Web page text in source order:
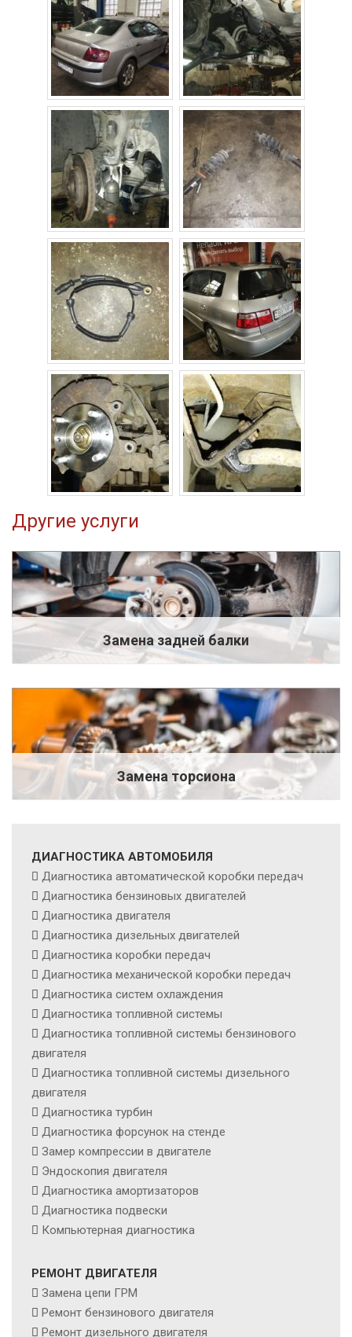
Другие услуги
Замена задней балки
Замена торсиона
ДИАГНОСТИКА АВТОМОБИЛЯ
Диагностика автоматической коробки передач
Диагностика бензиновых двигателей
Диагностика двигателя
Диагностика дизельных двигателей
Диагностика коробки передач
Диагностика механической коробки передач
Диагностика систем охлаждения
Диагностика топливной системы
Диагностика топливной системы бензинового
двигателя
Диагностика топливной системы дизельного
двигателя
Диагностика турбин
Диагностика форсунок на стенде
Замер компрессии в двигателе
Эндоскопия двигателя
Диагностика амортизаторов
Диагностика подвески
Компьютерная диагностика
РЕМОНТ ДВИГАТЕЛЯ
Замена цепи ГРМ
Ремонт бензинового двигателя
Ремонт дизельного двигателя